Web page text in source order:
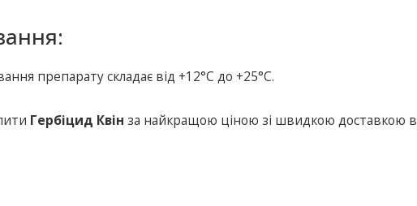
препарату складає від +12°С до +25°С.
Гербіцид Квін за найкращою ціною зі швидкою доставкою в